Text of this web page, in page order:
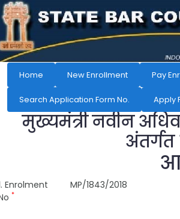
Home New Enrollment Pay
Search Application Form No. Apply
मुख्यमंत्री नवीन
अंतर्गत
Enrolment
*
MP/1843/2018